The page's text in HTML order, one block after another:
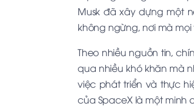
Musk đã xây dựng một
không ngừng, nơi mà
Theo nhiều nguồn tin,
qua nhiều khó khăn mà
việc phát triển và thực
của SpaceX là một minh